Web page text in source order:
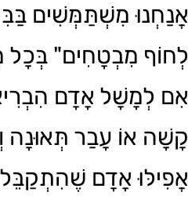
אֲנַחְנוּ מִשְׁתַּמְּשִׁים
לְחוֹף מִבְטָחִים" בְּכָל
אִם לְמָשָׁל אָדָם
קָשָׁה אוֹ עָבַר תְּאוּנָה
אֲפִילּוּ אָדָם